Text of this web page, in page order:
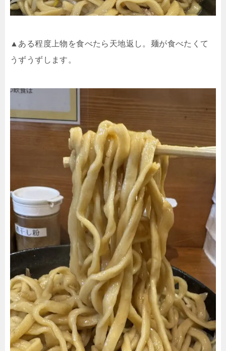
▲ある程度上物を食べたら天地返し。麺が食べたくて
うずうずします。